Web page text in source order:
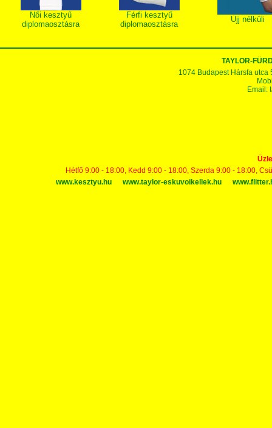
Női kesztyű
diplomaosztásra
Férfi kesztyű
diplomaosztásra
Ujj nélküli
TAYLOR-
1074 Budapest Hársfa utca
Email:
Hétfő 9:00 - 18:00, Kedd 9:00 - 18:00, Szerda 9:00 - 18:00,
www.kesztyu.hu
www.taylor-eskuvoikellek.hu